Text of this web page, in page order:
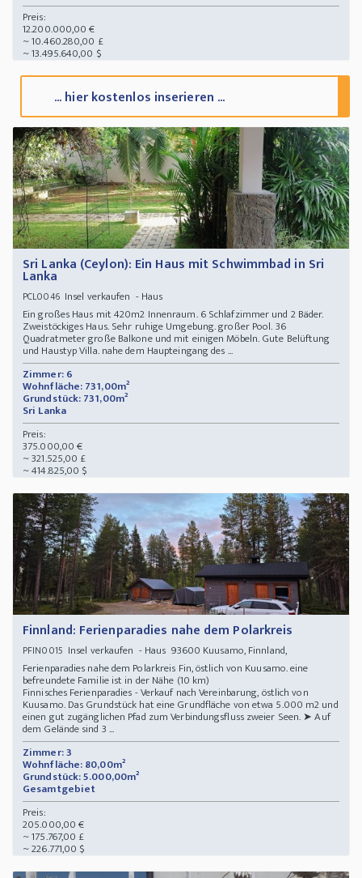
Preis:
12.200.000,00 €
~ 10.460.280,00 £
~ 13.495.640,00 $
... hier kostenlos inserieren ...
Sri Lanka (Ceylon): Ein Haus mit Schwimmbad in Sri
Lanka
PCL0046Insel verkaufen - Haus
Ein großes Haus mit 420m2 Innenraum. 6 Schlafzimmer und 2 Bäder.
Zweistöckiges Haus. Sehr ruhige Umgebung. großer Pool. 36
Quadratmeter große Balkone und mit einigen Möbeln. Gute Belüftung
und Haustyp Villa. nahe dem Haupteingang des ...
Zimmer: 6
Wohnfläche: 731,00m²
Grundstück: 731,00m²
Sri Lanka
Preis:
375.000,00 €
~ 321.525,00 £
~ 414.825,00 $
Finnland: Ferienparadies nahe dem Polarkreis
PFIN0015 Insel verkaufen - Haus 93600 Kuusamo, Finnland,
Ferienparadies nahe dem Polarkreis Fin, östlich von Kuusamo. eine
befreundete Familie ist in der Nähe (10 km)
Finnisches Ferienparadies - Verkauf nach Vereinbarung, östlich von
Kuusamo. Das Grundstück hat eine Grundfläche von etwa 5.000 m2 und
einen gut zugänglichen Pfad zum Verbindungsfluss zweier Seen. ➤ Auf
dem Gelände sind 3 ...
Zimmer: 3
Wohnfläche: 80,00m²
Grundstück: 5.000,00m²
Gesamtgebiet
Preis:
205.000,00 €
~ 175.767,00 £
~ 226.771,00 $